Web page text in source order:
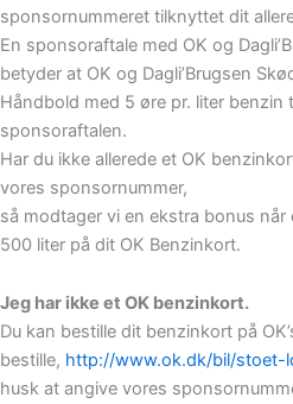
sponsornummeret tilknyttet dit
En sponsoraftale med OK og
betyder at OK og Dagli’Brugsen
Håndbold med 5 øre pr. liter
sponsoraftalen.
Har du ikke allerede et OK
vores sponsornummer,
så modtager vi en ekstra bonus
500 liter på dit OK Benzinkort.
Jeg har ikke et OK benzinkort.
Du kan bestille dit benzinkort på
bestille, http://www.ok.dk/bil/stoet-
husk at angive vores